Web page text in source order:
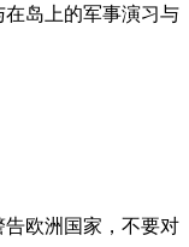
岛上的军事演习与
告欧洲国家，不要对